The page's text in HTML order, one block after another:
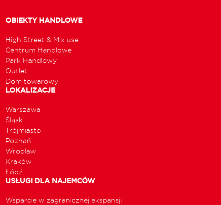
OBIEKTY HANDLOWE
High Street & Mix use
Centrum Handlowe
Park Handlowy
Outlet
Dom towarowy
LOKALIZACJE
Warszawa
Śląsk
Trójmiasto
Poznań
Wrocław
Kraków
Łódź
USŁUGI DLA NAJEMCÓW
Wsparcie w zagranicznej ekspansji